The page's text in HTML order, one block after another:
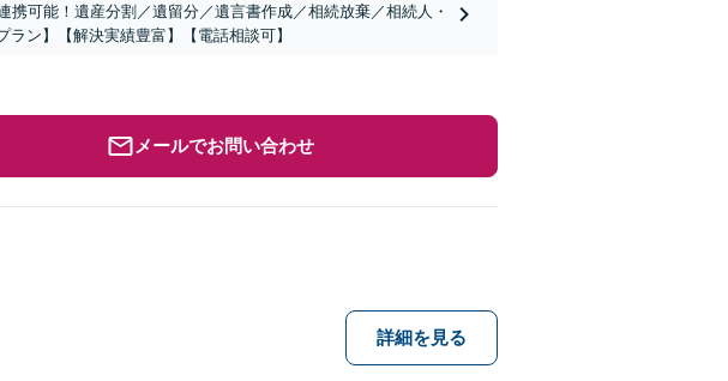
携可能！遺産分割／遺留分／遺言書作成／相続放棄／相続人・
ン】【解決実績豊富】【電話相談可】
メールでお問い合わせ
詳細を見る